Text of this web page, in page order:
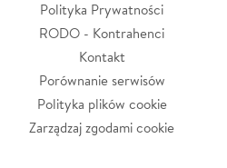
Polityka Prywatności
RODO - Kontrahenci
Kontakt
Porównanie serwisów
Polityka plików cookie
Zarządzaj zgodami cookie